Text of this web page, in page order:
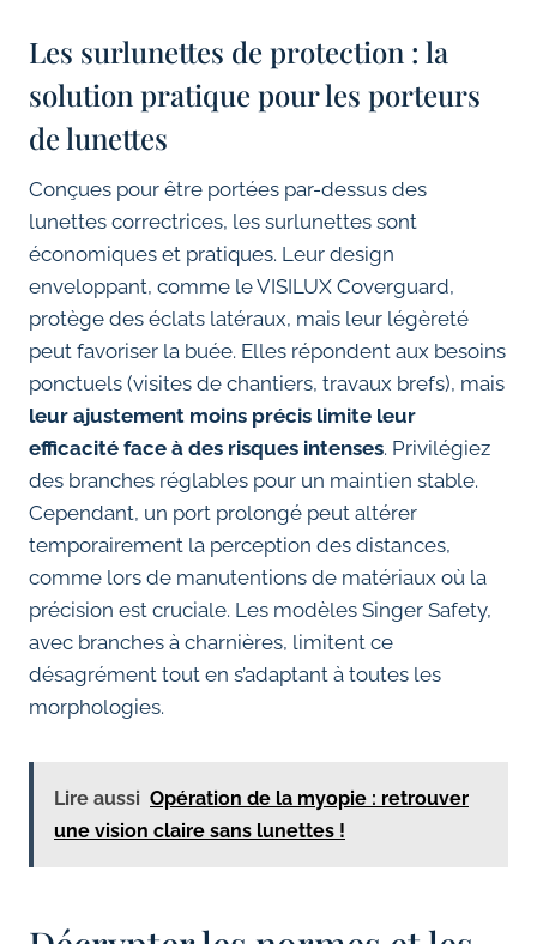
Les surlunettes de protection : la
solution pratique pour les porteurs
de lunettes
Conçues pour être portées par-dessus des
lunettes correctrices, les surlunettes sont
économiques et pratiques. Leur design
enveloppant, comme le VISILUX Coverguard,
protège des éclats latéraux, mais leur légèreté
peut favoriser la buée. Elles répondent aux besoins
ponctuels (visites de chantiers, travaux brefs), mais
leur ajustement moins précis limite leur
efficacité face à des risques intenses. Privilégiez
des branches réglables pour un maintien stable.
Cependant, un port prolongé peut altérer
temporairement la perception des distances,
comme lors de manutentions de matériaux où la
précision est cruciale. Les modèles Singer Safety,
avec branches à charnières, limitent ce
désagrément tout en s’adaptant à toutes les
morphologies.
Lire aussi Opération de la myopie : retrouver
une vision claire sans lunettes !